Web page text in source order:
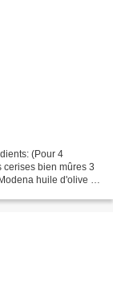
(Pour 4
bien mûres 3
huile d'olive 1